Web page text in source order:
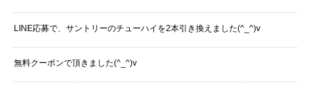
LINE応募で、サントリーのチューハイを2本引き換えました(^_^)v
無料クーポンで頂きました(^_^)v